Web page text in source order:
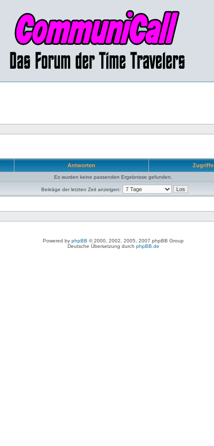
Antworten Zugriffe
Es wurden keine passenden Ergebnisse gefunden.
Beiträge der letzten Zeit anzeigen:
Powered by phpBB © 2000, 2002, 2005, 2007 phpBB Group
Deutsche Übersetzung durch phpBB.de